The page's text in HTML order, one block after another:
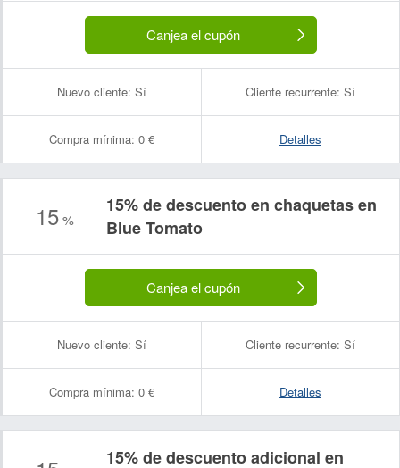
Canjea el cupón
Nuevo cliente: Sí Cliente recurrente: Sí
Compra mínima: 0 € Detalles
15 %
15% de descuento en chaquetas en
Blue Tomato
Canjea el cupón
Nuevo cliente: Sí Cliente recurrente: Sí
Compra mínima: 0 € Detalles
15% de descuento adicional en